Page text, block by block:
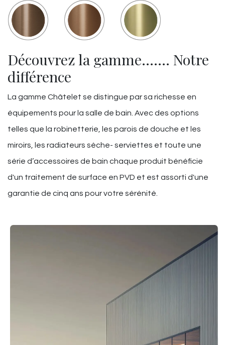
Découvrez la gamme……. Notre
différence
La gamme Châtelet se distingue par sa richesse en
équipements pour la salle de bain. Avec des options
telles que la robinetterie, les parois de douche et les
miroirs, les radiateurs sèche- serviettes et toute une
série d’accessoires de bain chaque produit bénéficie
d'un traitement de surface en PVD et est assorti d'une
garantie de cinq ans pour votre sérénité.